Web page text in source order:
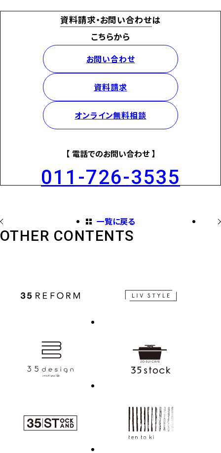
資料請求・お問い合わせは
こちらから
お問い合わせ
資料請求
オンライン無料相談
【 電話でのお問い合わせ 】
011-726-3535
一覧に戻る
OTHER CONTENTS